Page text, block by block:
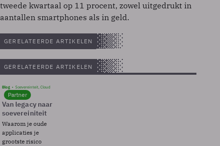
tweede kwartaal op 11 procent, zowel uitgedrukt in
aantallen smartphones als in geld.
GERELATEERDE ARTIKELEN
GERELATEERDE ARTIKELEN
Blog Soevereinteit, Cloud
Partner
Van legacy naar
soevereiniteit
Waarom je oude
applicaties je
grootste risico